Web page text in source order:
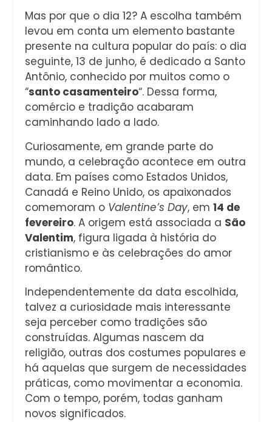
Mas por que o dia 12? A escolha também
levou em conta um elemento bastante
presente na cultura popular do país: o dia
seguinte, 13 de junho, é dedicado a Santo
Antônio, conhecido por muitos como o
“santo casamenteiro“. Dessa forma,
comércio e tradição acabaram
caminhando lado a lado.
Curiosamente, em grande parte do
mundo, a celebração acontece em outra
data. Em países como Estados Unidos,
Canadá e Reino Unido, os apaixonados
comemoram o Valentine’s Day, em 14 de
fevereiro. A origem está associada a São
Valentim, figura ligada à história do
cristianismo e às celebrações do amor
romântico.
Independentemente da data escolhida,
talvez a curiosidade mais interessante
seja perceber como tradições são
construídas. Algumas nascem da
religião, outras dos costumes populares e
há aquelas que surgem de necessidades
práticas, como movimentar a economia.
Com o tempo, porém, todas ganham
novos significados.